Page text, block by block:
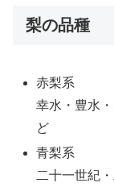
梨の品種
赤梨系
幸水・豊水
ど
青梨系
二十一世紀